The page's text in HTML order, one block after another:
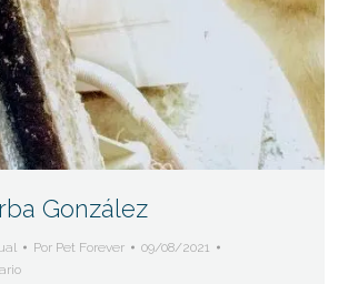
González
Por Pet Forever
09/08/2021